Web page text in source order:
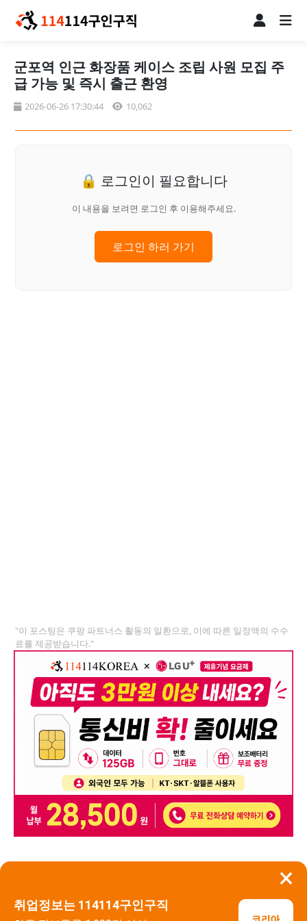
×
취업정보는 114114구인구직
군포역 인근 화장품 케이스 조립 사원 모집 주
급 가능 및 즉시 출근 환영
2026-06-26 17:30:44 10,062
🔒 로그인이 필요합니다
이 내용을 보려면 로그인 후 이용해주세요.
로그인 하러 가기
"이 포스팅은 쿠팡 파트너스 활동의 일환으로, 이에 따른 일정액의 수수
료를 제공받습니다."